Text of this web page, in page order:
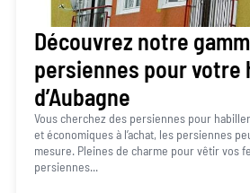
Découvrez notre
persiennes pour votre
d’Aubagne
Vous cherchez des persiennes pour
et économiques à l’achat, les persiennes
mesure. Pleines de charme pour vêtir vos
persiennes...